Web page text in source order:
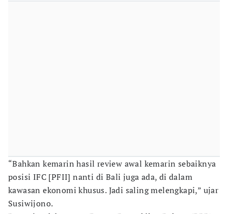
“Bahkan kemarin hasil review awal kemarin sebaiknya
posisi IFC [PFII] nanti di Bali juga ada, di dalam
kawasan ekonomi khusus. Jadi saling melengkapi,” ujar
Susiwijono.